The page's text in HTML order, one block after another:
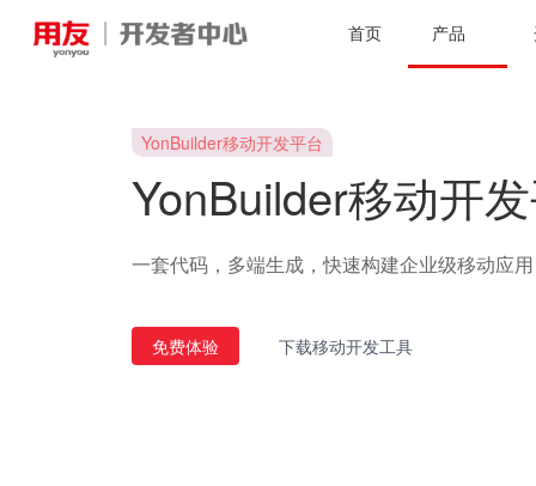
首页 产品
YonBuilder移动开发平台
YonBuilder移动开
一套代码，多端生成，快速构建企业级移动应用
免费体验 下载移动开发工具